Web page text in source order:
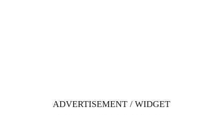
ADVERTISEMENT / WIDGET